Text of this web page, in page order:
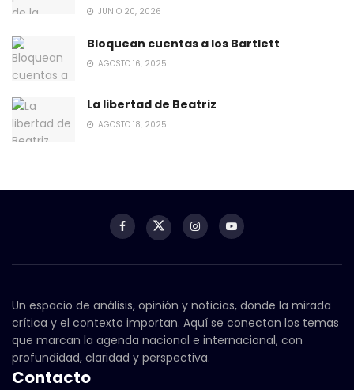
JUNIO 20, 2026
Bloquean cuentas a los Bartlett
AGOSTO 16, 2025
La libertad de Beatriz
AGOSTO 18, 2025
Un espacio de análisis, opinión y noticias, donde la mirada
crítica y el contexto importan. Aquí se conectan los temas
que marcan la agenda nacional e internacional, con
profundidad, claridad y perspectiva.
Contacto